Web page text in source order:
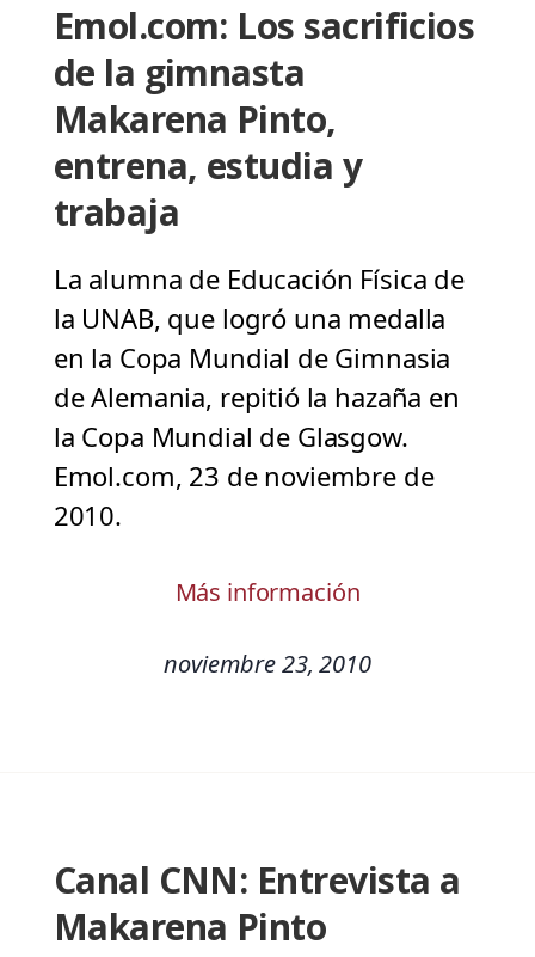
Emol.com: Los sacrificios
de la gimnasta
Makarena Pinto,
entrena, estudia y
trabaja
La alumna de Educación Física de
la UNAB, que logró una medalla
en la Copa Mundial de Gimnasia
de Alemania, repitió la hazaña en
la Copa Mundial de Glasgow.
Emol.com, 23 de noviembre de
2010.
Más información
noviembre 23, 2010
Canal CNN: Entrevista a
Makarena Pinto